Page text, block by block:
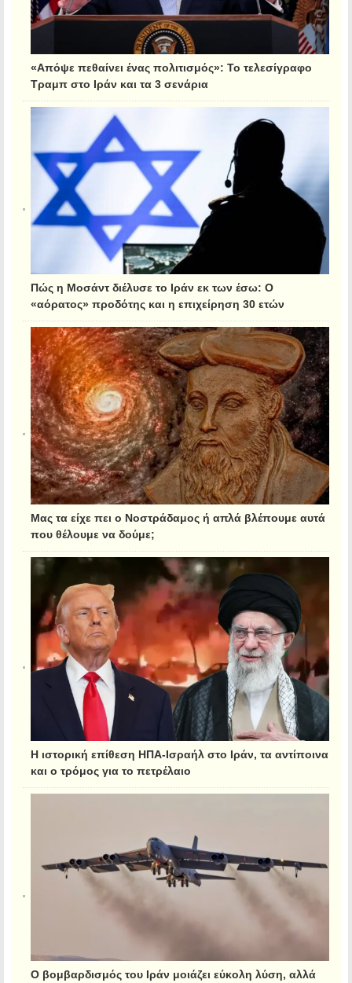
«Απόψε πεθαίνει ένας πολιτισμός»: Το τελεσίγραφο
Τραμπ στο Ιράν και τα 3 σενάρια
Πώς η Μοσάντ διέλυσε το Ιράν εκ των έσω: Ο
«αόρατος» προδότης και η επιχείρηση 30 ετών
Μας τα είχε πει ο Νοστράδαμος ή απλά βλέπουμε αυτά
που θέλουμε να δούμε;
Η ιστορική επίθεση ΗΠΑ-Ισραήλ στο Ιράν, τα αντίποινα
και ο τρόμος για το πετρέλαιο
Ο βομβαρδισμός του Ιράν μοιάζει εύκολη λύση, αλλά